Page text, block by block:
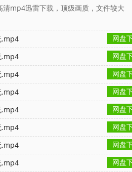
mp4迅雷下载，顶级画质，文件较大
.mp4
网盘
.mp4
网盘
.mp4
网盘
.mp4
网盘
.mp4
网盘
.mp4
网盘
.mp4
网盘
.mp4
网盘